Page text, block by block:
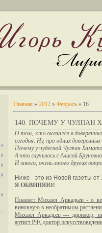
Главная » 2012 » Февраль » 18
140. ПОЧЕМУ У ЧУЛПАН
О том, кто оказался в
сегодня. Ну, про одних
Почему у чудесной Чулпан
А что случилось с Алисой
И много, очень много других
Ниже - это из Новой газеты
Я ОБВИНЯЮ!
Пианист Михаил Аркадьев - о
виновную в необратимом
Михаил Аркадьев — дирижер,
артист РФ, доктор